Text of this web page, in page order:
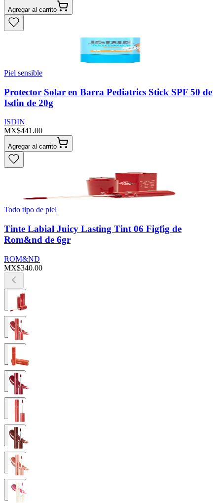
Agregar al carrito
Piel sensible
Protector Solar en Barra Pediatrics Stick SPF 50 de
Isdin de 20g
ISDIN
MX$441.00
Agregar al carrito
Todo tipo de piel
Tinte Labial Juicy Lasting Tint 06 Figfig de
Rom&nd de 6gr
ROM&ND
MX$340.00